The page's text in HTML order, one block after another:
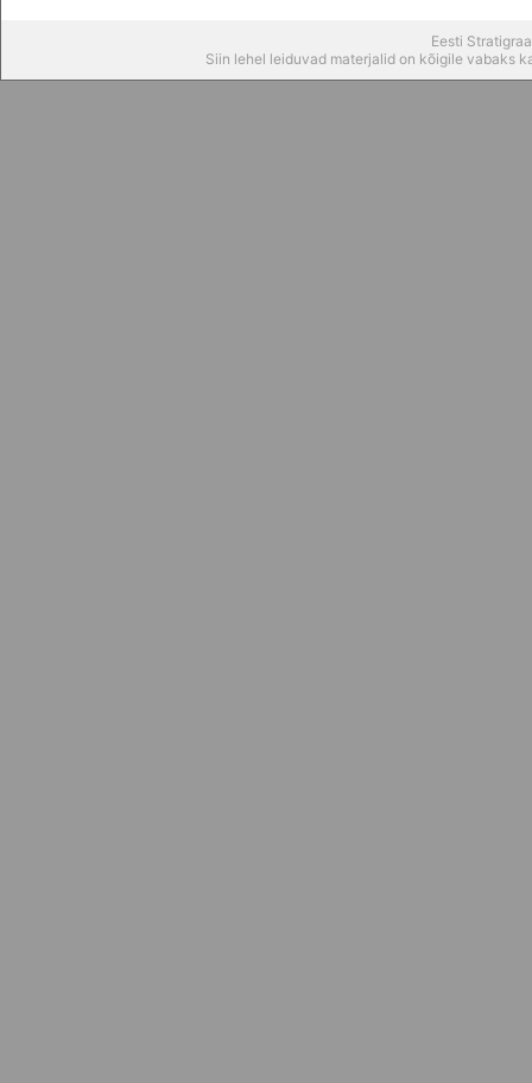
Eesti
Siin lehel leiduvad materjalid on kõigile vabaks